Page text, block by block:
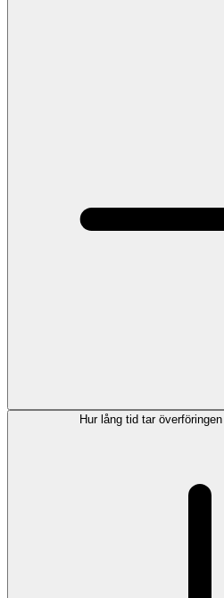
Hur lång tid tar